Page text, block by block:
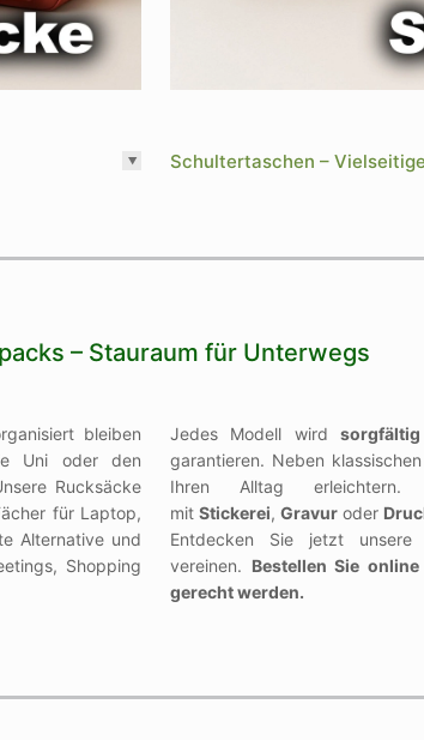
Schultertaschen –
– Stauraum für Unterwegs
bleiben
Uni oder den
Rucksäcke
für Laptop,
Alternative und
Shopping
Jedes Modell wird
garantieren. Neben
Ihren Alltag
mit Stickerei, Gravur oder
Entdecken Sie jetzt
vereinen. Bestellen Sie
gerecht werden.